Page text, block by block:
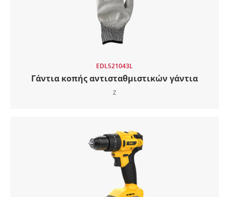
EDL521043L
Γάντια κοπής αντισταθμιστικών γάντια
Ζ